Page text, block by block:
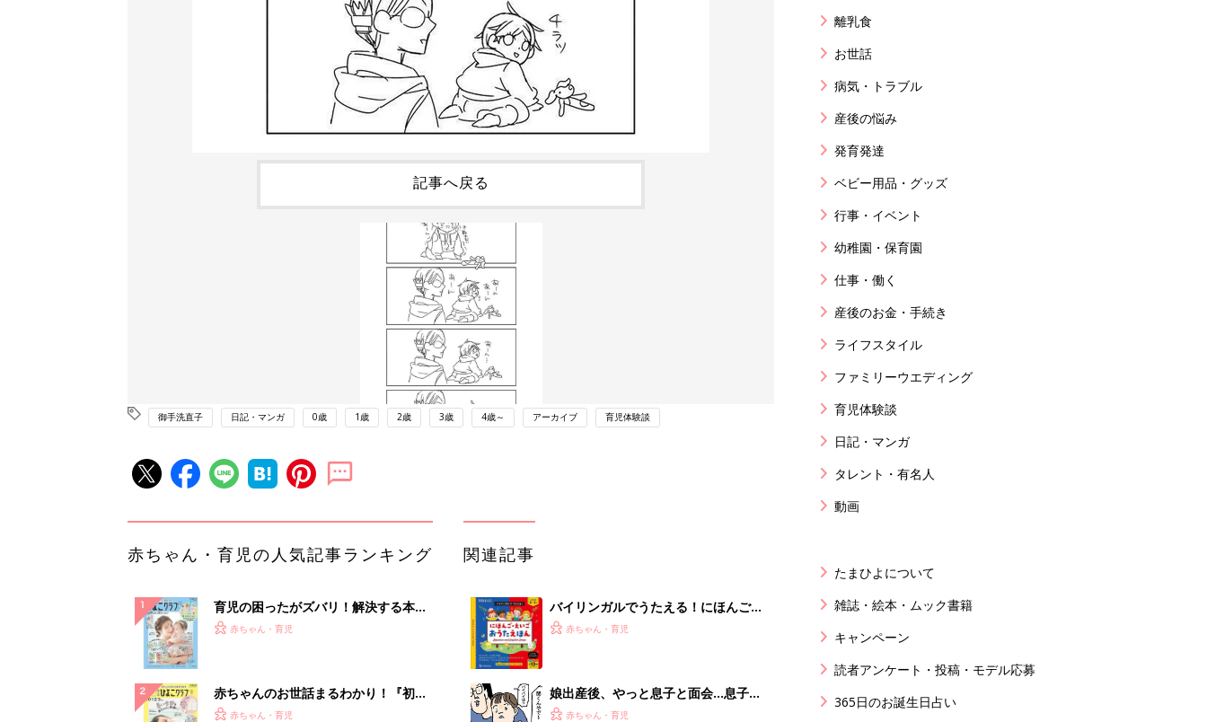
記事へ戻る
御手洗直子 日記・マンガ 0歳 1歳 2歳 3歳 4歳～ アーカイブ 育児体験談
赤ちゃん・育児の人気記事ランキング
育児の困ったがズバリ！解決する本
『ひよこクラブ 夏号』 4カ月～2才
赤ちゃん・育児
赤ちゃんのお世話まるわかり！『初め
てのひよこクラブ 夏号』〈巻頭大特
赤ちゃん・育児
関連記事
バイリンガルでうたえる！にほんご
えいご おうたえほん（たまひよ おう
赤ちゃん・育児
娘出産後、やっと息子と面会…息子の
反応は【ツボウチ育児劇場 #83】
赤ちゃん・育児
離乳食
お世話
病気・トラブル
産後の悩み
発育発達
ベビー用品・グッズ
行事・イベント
幼稚園・保育園
仕事・働く
産後のお金・手続き
ライフスタイル
ファミリーウエディング
育児体験談
日記・マンガ
タレント・有名人
動画
たまひよについて
雑誌・絵本・ムック書籍
キャンペーン
読者アンケート・投稿・モデル応募
365日のお誕生日占い